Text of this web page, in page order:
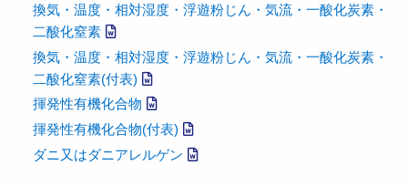
換気・温度・相対湿度・浮遊粉じん・気流・一酸化炭素・
二酸化窒素
換気・温度・相対湿度・浮遊粉じん・気流・一酸化炭素・
二酸化窒素(付表)
揮発性有機化合物
揮発性有機化合物(付表)
ダニ又はダニアレルゲン